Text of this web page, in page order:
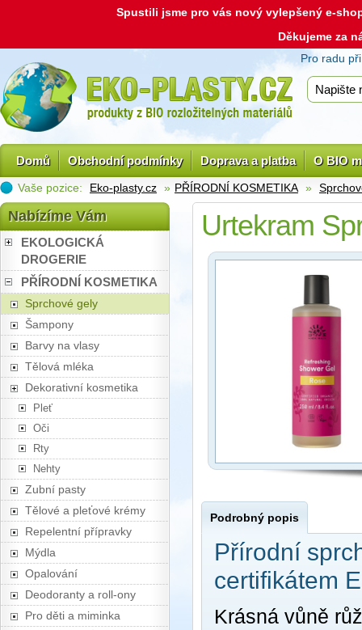
Spustili jsme pro vás nový vylepšený e-
Děkujeme za
Pro radu
Domů Obchodní podmínky Doprava a platba O BIO
Vaše pozice: Eko-plasty.cz » PŘÍRODNÍ KOSMETIKA »
Nabízíme Vám
EKOLOGICKÁ
DROGERIE
PŘÍRODNÍ KOSMETIKA
Sprchové gely
Šampony
Barvy na vlasy
Tělová mléka
Dekorativní kosmetika
Pleť
Oči
Rty
Nehty
Zubní pasty
Tělové a pleťové krémy
Repelentní přípravky
Mýdla
Opalování
Deodoranty a roll-ony
Pro děti a miminka
Urtekram
Podrobný popis
Přírodní
certifikátem
Krásná vůně